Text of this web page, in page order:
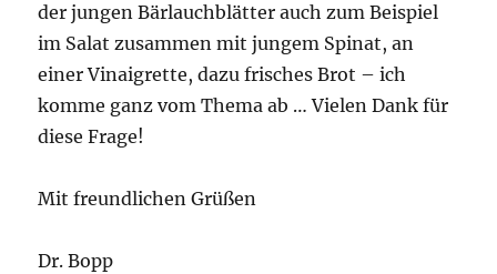
der jungen Bärlauchblätter auch zum Beispiel
im Salat zusammen mit jungem Spinat, an
einer Vinaigrette, dazu frisches Brot – ich
komme ganz vom Thema ab … Vielen Dank für
diese Frage!
Mit freundlichen Grüßen
Dr. Bopp